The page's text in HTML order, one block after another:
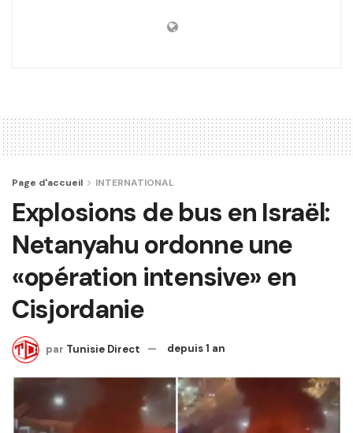
Page d'accueil INTERNATIONAL
Explosions de bus en Israël:
Netanyahu ordonne une
«opération intensive» en
Cisjordanie
par Tunisie Direct depuis 1 an